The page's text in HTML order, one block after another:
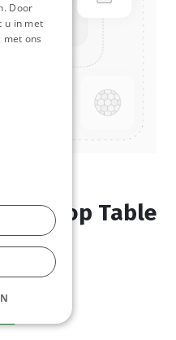
Top Table
Door
u in met
ons